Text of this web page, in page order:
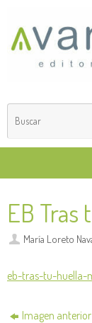
contenido
EB Tras
María Loreto
eb-tras-tu-huella-
Imagen anterior